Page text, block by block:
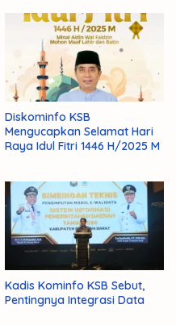
Diskominfo KSB
Mengucapkan Selamat Hari
Raya Idul Fitri 1446 H/2025 M
Kadis Kominfo KSB Sebut,
Pentingnya Integrasi Data